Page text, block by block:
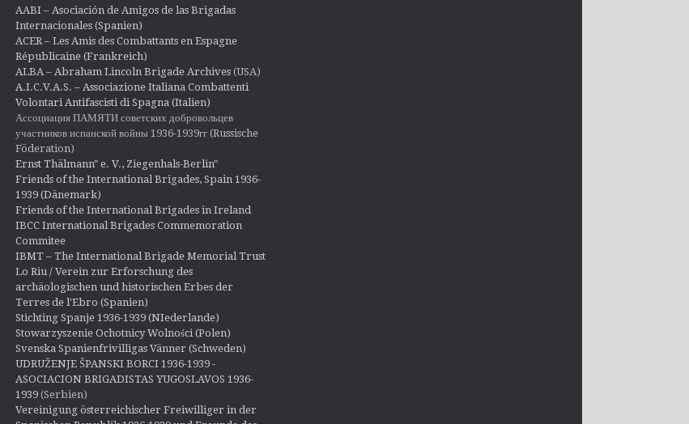
AABI – Asociación de Amigos de las Brigadas
Internacionales (Spanien)
ACER – Les Amis des Combattants en Espagne
Républicaine (Frankreich)
ALBA – Abraham Lincoln Brigade Archives(USA)
A.I.C.V.A.S. – Associazione Italiana Combattenti
Volontari Antifascisti di Spagna (Italien)
Ассоциация ПАМЯТИ советских добровольцев
участников испанской войны 1936-1939гг (Russische
Föderation)
Ernst Thälmann" e. V., Ziegenhals-Berlin"
Friends of the International Brigades, Spain 1936-
1939 (Dänemark)
Friends of the International Brigades in Ireland
IBCC International Brigades Commemoration
Commitee
IBMT – The International Brigade Memorial Trust
Lo Riu / Verein zur Erforschung des
archäologischen und historischen Erbes der
Terres de l'Ebro (Spanien)
Stichting Spanje 1936-1939 (NIederlande)
Stowarzyszenie Ochotnicy Wolności (Polen)
Svenska Spanienfrivilligas Vänner (Schweden)
UDRUŽENJE ŠPANSKI BORCI 1936-1939 -
ASOCIACION BRIGADISTAS YUGOSLAVOS 1936-
1939(Serbien)
Vereinigung österreichischer Freiwilliger in der